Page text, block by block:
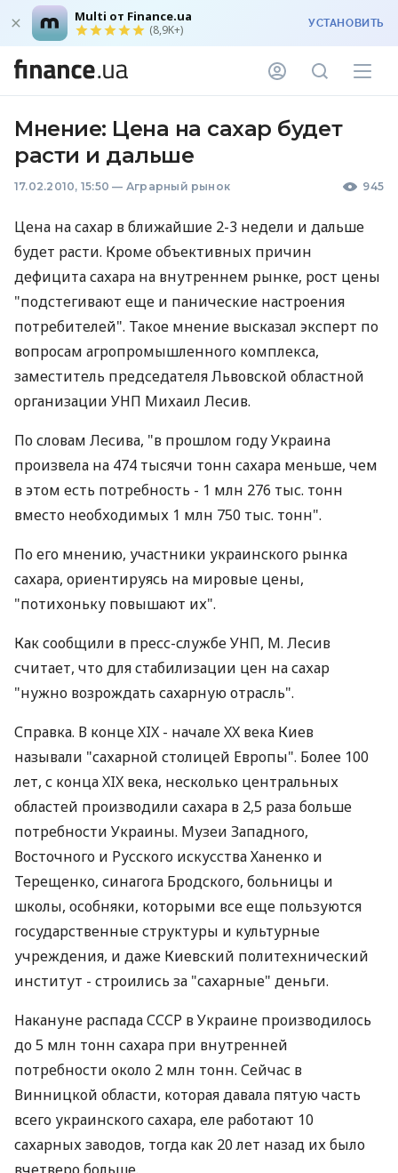
Multi от Finance.ua
(8,9K+) УСТАНОВИТЬ
Мнение: Цена на сахар будет
расти и дальше
17.02.2010, 15:50 — Аграрный рынок 945
Цена на сахар в ближайшие 2-3 недели и дальше
будет расти. Кроме объективных причин
дефицита сахара на внутреннем рынке, рост цены
"подстегивают еще и панические настроения
потребителей". Такое мнение высказал эксперт по
вопросам агропромышленного комплекса,
заместитель председателя Львовской областной
организации УНП Михаил Лесив.
По словам Лесива, "в прошлом году Украина
произвела на 474 тысячи тонн сахара меньше, чем
в этом есть потребность - 1 млн 276 тыс. тонн
вместо необходимых 1 млн 750 тыс. тонн".
По его мнению, участники украинского рынка
сахара, ориентируясь на мировые цены,
"потихоньку повышают их".
Как сообщили в пресс-службе УНП, М. Лесив
считает, что для стабилизации цен на сахар
"нужно возрождать сахарную отрасль".
Справка. В конце XIX - начале XX века Киев
называли "сахарной столицей Европы". Более 100
лет, с конца XIX века, несколько центральных
областей производили сахара в 2,5 раза больше
потребности Украины. Музеи Западного,
Восточного и Русского искусства Ханенко и
Терещенко, синагога Бродского, больницы и
школы, особняки, которыми все еще пользуются
государственные структуры и культурные
учреждения, и даже Киевский политехнический
институт - строились за "сахарные" деньги.
Накануне распада СССР в Украине производилось
до 5 млн тонн сахара при внутренней
потребности около 2 млн тонн. Сейчас в
Винницкой области, которая давала пятую часть
всего украинского сахара, еле работают 10
сахарных заводов, тогда как 20 лет назад их было